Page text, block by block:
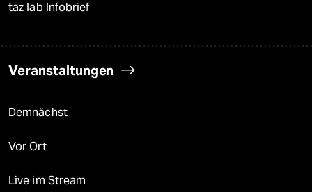
taz lab Infobrief
Veranstaltungen
Demnächst
Vor Ort
Live im Stream